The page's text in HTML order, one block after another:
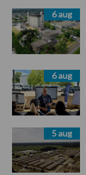
6 aug
6 aug
5 aug